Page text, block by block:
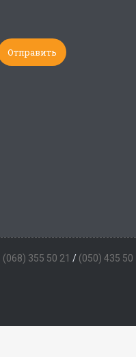
(068) 355 50 21 / (050) 435 50